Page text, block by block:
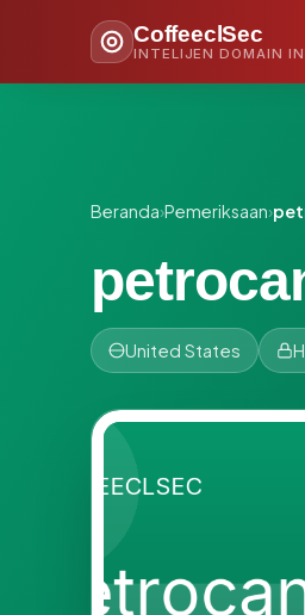
CoffeeclSec
INTELIJEN DOMAIN
Beranda›Pemeriksaan›
United States